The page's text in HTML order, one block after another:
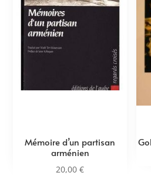
Mémoire d’un partisan
arménien
20,00€